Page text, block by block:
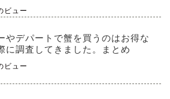
ビュー
やデパートで蟹を買うのはお得な
に調査してきました。まとめ
ビュー